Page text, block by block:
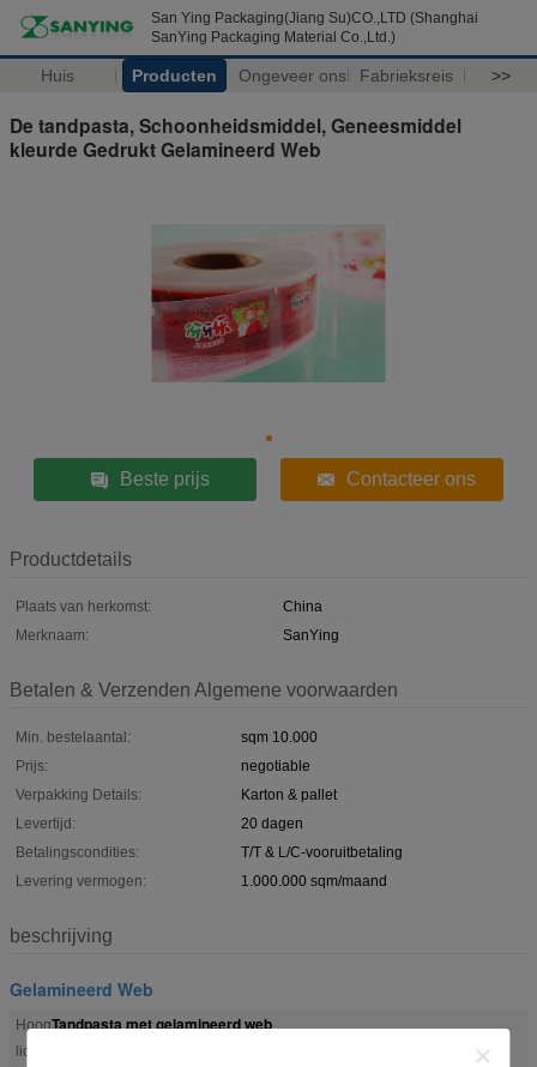
San Ying Packaging(Jiang Su)CO.,LTD (Shanghai
SanYing Packaging Material Co.,Ltd.)
Huis Producten Ongeveer ons Fabrieksreis >>
De tandpasta, Schoonheidsmiddel, Geneesmiddel
kleurde Gedrukt Gelamineerd Web
Beste prijs Contacteer ons
Productdetails
Plaats van herkomst:
China
Merknaam:
SanYing
Betalen & Verzenden Algemene voorwaarden
Min. bestelaantal:
sqm 10.000
Prijs:
negotiable
Verpakking Details:
Karton & pallet
Levertijd:
20 dagen
Betalingscondities:
T/T & L/C-vooruitbetaling
Levering vermogen:
1.000.000 sqm/maand
beschrijving
Gelamineerd Web
Hoog
licht:
Tandpasta met gelamineerd web,